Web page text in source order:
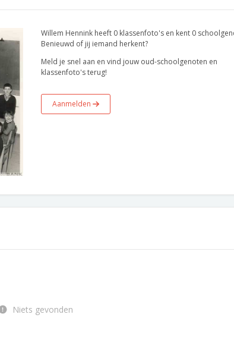
Willem Hennink heeft 0 klassenfoto's en kent 0
Benieuwd of jij iemand herkent?
Meld je snel aan en vind jouw oud-schoolgenoten en
klassenfoto's terug!
Aanmelden
Niets gevonden